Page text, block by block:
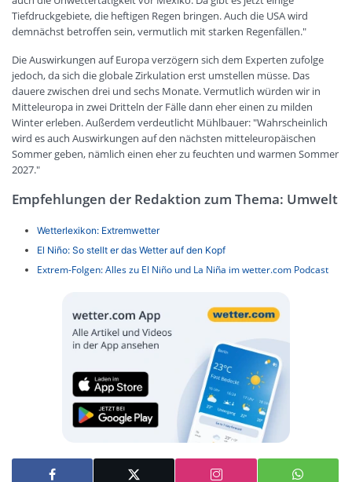
Tiefdruckgebiete, die heftigen Regen bringen. Auch die USA wird
demnächst betroffen sein, vermutlich mit starken Regenfällen."
Die Auswirkungen auf Europa verzögern sich dem Experten zufolge
jedoch, da sich die globale Zirkulation erst umstellen müsse. Das
dauere zwischen drei und sechs Monate. Vermutlich würden wir in
Mitteleuropa in zwei Dritteln der Fälle dann eher einen zu milden
Winter erleben. Außerdem verdeutlicht Mühlbauer: "Wahrscheinlich
wird es auch Auswirkungen auf den nächsten mitteleuropäischen
Sommer geben, nämlich einen eher zu feuchten und warmen Sommer
2027."
Empfehlungen der Redaktion zum Thema: Umwelt
Wetterlexikon: Extremwetter
El Niño: So stellt er das Wetter auf den Kopf
Extrem-Folgen: Alles zu El Niño und La Niña im wetter.com Podcast